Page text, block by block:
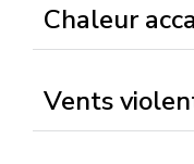
site
de
Ville.
Chaleur
Vents